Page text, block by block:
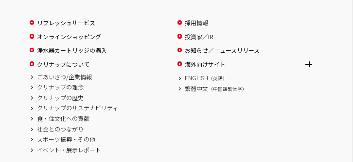
リフレッシュサービス
オンラインショッピング
浄水器カートリッジの購入
クリナップについて
ごあいさつ/企業情報
クリナップの理念
クリナップの歴史
クリナップのサステナビリティ
食・住文化への貢献
社会とのつながり
スポーツ振興・その他
イベント・展示レポート
採用情報
投資家／IR
お知らせ／ニュースリリース
海外向けサイト
ENGLISH （英語）
繁體中文 （中国語繁体字）